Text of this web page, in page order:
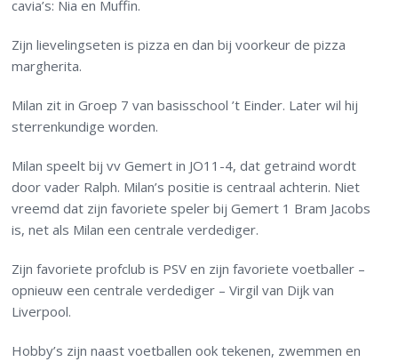
cavia’s: Nia en Muffin.
Zijn lievelingseten is pizza en dan bij voorkeur de pizza
margherita.
Milan zit in Groep 7 van basisschool ’t Einder. Later wil hij
sterrenkundige worden.
Milan speelt bij vv Gemert in JO11-4, dat getraind wordt
door vader Ralph. Milan’s positie is centraal achterin. Niet
vreemd dat zijn favoriete speler bij Gemert 1 Bram Jacobs
is, net als Milan een centrale verdediger.
Zijn favoriete profclub is PSV en zijn favoriete voetballer –
opnieuw een centrale verdediger – Virgil van Dijk van
Liverpool.
Hobby’s zijn naast voetballen ook tekenen, zwemmen en